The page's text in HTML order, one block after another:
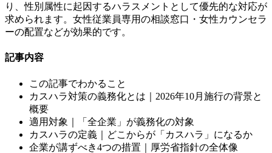
り、性別属性に起因するハラスメントとして優先的な対応が
求められます。女性従業員専用の相談窓口・女性カウンセラ
ーの配置などが効果的です。
記事内容
この記事でわかること
カスハラ対策の義務化とは｜2026年10月施行の背景と
概要
適用対象｜「全企業」が義務化の対象
カスハラの定義｜どこからが「カスハラ」になるか
企業が講ずべき4つの措置｜厚労省指針の全体像